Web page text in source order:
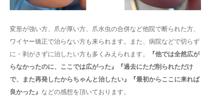
変形が強い方、爪が厚い方、爪水虫の合併など他院で断られた方、
ワイヤー矯正で治らない方も来られます。また、病院などで切らず
に・剥がさずに治したい方も多くみえられます。
『他では全然広が
らなかったのに、ここでは広がった』『過去にただ削られただけ
で、また再発したからちゃんと治したい』『最初からここに来れば
良かった』 などの感想を頂いております。